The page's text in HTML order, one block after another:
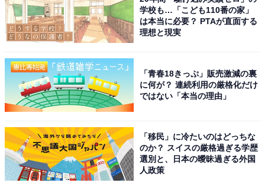
学校も…「こども110番の家」
は本当に必要？ PTAが直面する
理想と現実
「青春18きっぷ」販売激減の裏
に何が？ 連続利用の厳格化だけ
ではない「本当の理由」
「移民」に冷たいのはどっちな
のか？ スイスの厳格過ぎる学歴
選別と、日本の曖昧過ぎる外国
人政策